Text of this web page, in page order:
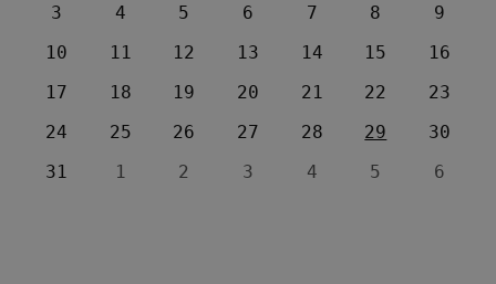
3
4 5 6 7 8
9
10
11 12 13 14 15
16
17
18 19 20 21 22
23
24
25 26 27 28 29
30
31
1 2 3 4 5 6